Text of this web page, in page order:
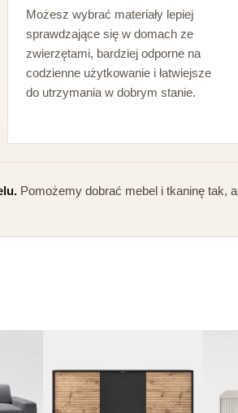
Możesz wybrać materiały lepiej
sprawdzające się w domach ze
zwierzętami, bardziej odporne na
codzienne użytkowanie i łatwiejsze
do utrzymania w dobrym stanie.
Pomożemy dobrać mebel i tkaninę tak,